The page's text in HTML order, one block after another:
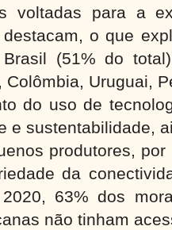
voltadas para a
o que
(51% do
Colômbia, Uruguai,
do uso de
e sustentabilidade,
produtores,
da
63% dos
não tinham